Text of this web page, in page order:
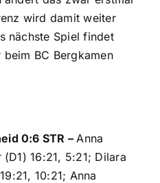
wird damit weiter
nächste Spiel findet
BC Bergkamen
0:6 STR – Anna
16:21, 5:21; Dilara
10:21; Anna